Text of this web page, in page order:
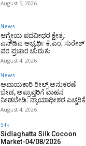
August 5, 2026
News
ಆಗ್ನೇಯ ಪದವೀಧರ ಕ್ಷೇತ್ರ:
ಎನ್‌ಡಿಎ ಅಭ್ಯರ್ಥಿ ಕೆ.ಎಂ. ಸುರೇಶ್
ಪರ ಪ್ರಚಾರ ಚುರುಕು
August 4, 2026
News
ಅಪಾಯಕಾರಿ ರೀಲ್ಸ್ ಅನುಕರಣೆ
ಬೇಡ, ಅಪ್ರಾಪ್ತರಿಗೆ ವಾಹನ
ನೀಡಬೇಡಿ: ನ್ಯಾಯಾಧೀಶರ ಎಚ್ಚರಿಕೆ
August 4, 2026
Silk
Sidlaghatta Silk Cocoon
Market-04/08/2026